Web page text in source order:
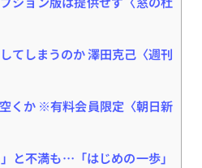
てしまうのか 澤田克己〈週刊
くか ※有料会員限定〈朝日新
と不満も…「はじめの一歩」